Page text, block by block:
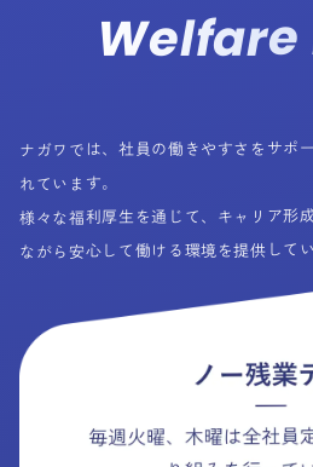
ナガワでは、社員の働きやすさをサポ
れています。
様々な福利厚生を通じて、キャリア形
ながら安心して働ける環境を提供してい